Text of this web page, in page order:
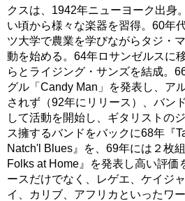
クスは、1942年ニューヨーク出身
い頃から様々な楽器を習得。60年
ツ大学で農業を学びながらタジ・
動を始める。64年ロサンゼルスに
らとライジング・サンズを結成。
グル「Candy Man」を発表し、ア
されず（92年にリリース）、バン
して活動を開始し、ギタリストの
ス擁するバンドをバックに68年『
Natch'l Blues』を、69年には２枚
Folks at Home』を発表し高い評価
ースだけでなく、レゲエ、ケイジ
イ、カリブ、アフリカといったワ